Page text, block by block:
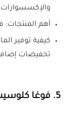
والإكسسوارات
أهم المنتجات:
كيفية توفير
تخفيضات
5. فوغا كلوسيت (VogaCloset)